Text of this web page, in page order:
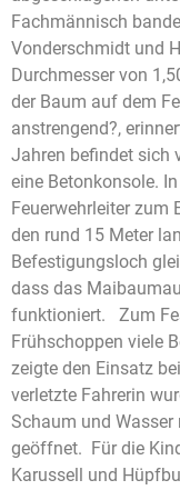
Fachmännisch
Vonderschmidt und
Durchmesser von
der Baum auf dem
anstrengend?,
Jahren befindet sich
eine Betonkonsole.
Feuerwehrleiter zum
den rund 15 Meter
Befestigungsloch
dass das
funktioniert. Zum
Frühschoppen viele
zeigte den Einsatz
verletzte Fahrerin
Schaum und
geöffnet. Für die
Karussell und